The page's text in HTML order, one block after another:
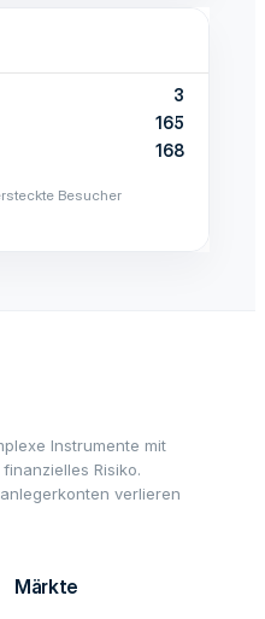
3
165
168
Besucher
Instrumente mit
Risiko.
verlieren
Märkte